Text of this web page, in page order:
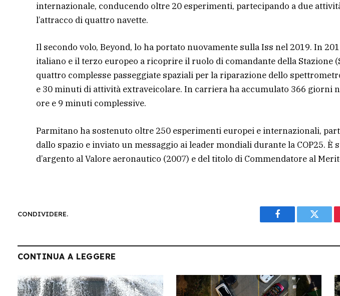
internazionale, conducendo oltre 20 esperimenti, partecipando a due
l’attracco di quattro navette.
Il secondo volo, Beyond, lo ha portato nuovamente sulla Iss nel 2019. In
italiano e il terzo europeo a ricoprire il ruolo di comandante della Stazione
quattro complesse passeggiate spaziali per la riparazione dello
e 30 minuti di attività extraveicolare. In carriera ha accumulato 366 giorni
ore e 9 minuti complessive.
Parmitano ha sostenuto oltre 250 esperimenti europei e internazionali,
dallo spazio e inviato un messaggio ai leader mondiali durante la COP25. È
d’argento al Valore aeronautico (2007) e del titolo di Commendatore al
CONDIVIDERE.
Facebook Twitter
CONTINUA A LEGGERE